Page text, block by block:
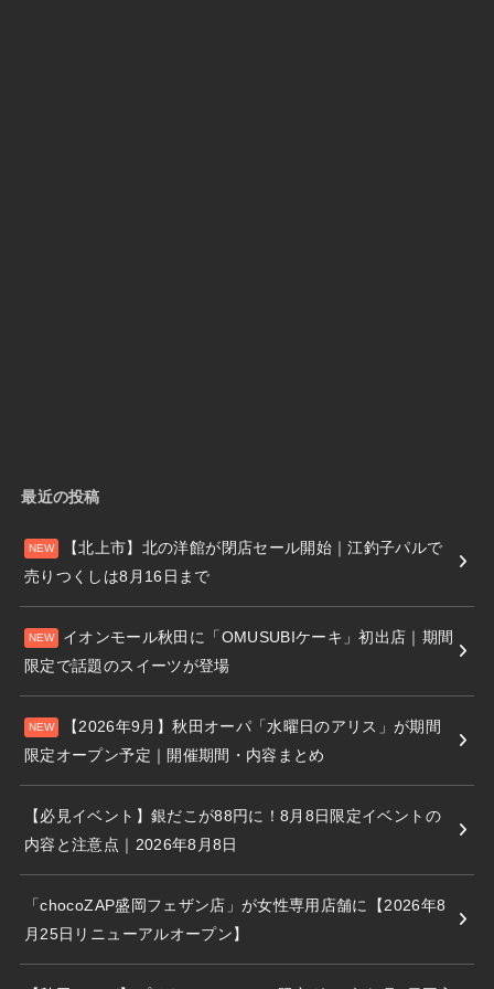
最近の投稿
【北上市】北の洋館が閉店セール開始｜江釣子パルで
売りつくしは8月16日まで
イオンモール秋田に「OMUSUBIケーキ」初出店｜期間
限定で話題のスイーツが登場
【2026年9月】秋田オーパ「水曜日のアリス」が期間
限定オープン予定｜開催期間・内容まとめ
【必見イベント】銀だこが88円に！8月8日限定イベントの
内容と注意点｜2026年8月8日
「chocoZAP盛岡フェザン店」が女性専用店舗に【2026年8
月25日リニューアルオープン】